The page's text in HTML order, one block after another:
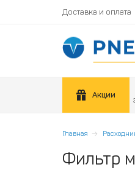
Доставка и оплата
Акции
Главная
Фильтр